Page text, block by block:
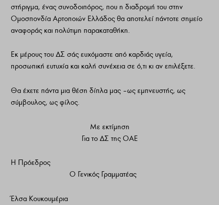
στήριγμα, ένας συνοδοιπόρος, που η διαδρομή του στην
Ομοσπονδία Αρτοποιών Ελλάδος θα αποτελεί πάντοτε σημείο
αναφοράς και πολύτιμη παρακαταθήκη.
Εκ μέρους του ΔΣ σάς ευχόμαστε από καρδιάς υγεία,
προσωπική ευτυχία και καλή συνέχεια σε ό,τι κι αν επιλέξετε.
Θα έχετε πάντα μια θέση δίπλα μας – ως εμπνευστής, ως
σύμβουλος, ως φίλος.
Με εκτίμηση
Για το ΔΣ της ΟΑΕ
Η Πρόεδρος
Ο Γενικός Γραμματέας
Έλσα Κουκουμέρια